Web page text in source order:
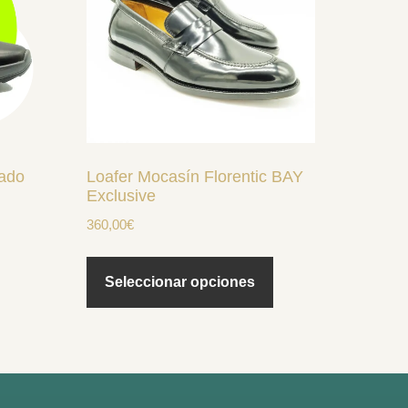
Loafer Mocasín Florentic BAY
Exclusive
360,00€
Seleccionar opciones
múltiples
variantes.
Las
en
la